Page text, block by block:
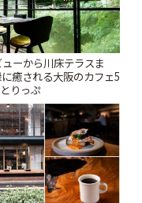
ーから川床テラスま
癒される大阪のカフェ5
りっぷ